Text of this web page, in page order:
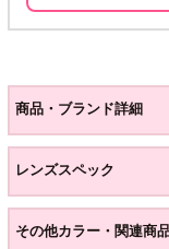
商品・ブランド詳細
レンズスペック
その他カラー・関連商